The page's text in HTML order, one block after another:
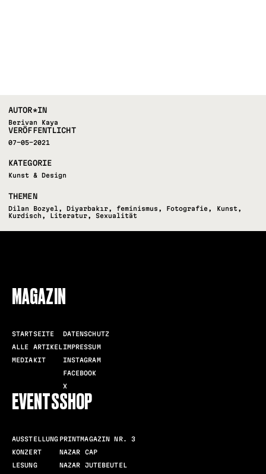
AUTOR*IN
Berivan Kaya
VERÖFFENTLICHT
07-05-2021
KATEGORIE
Kunst & Design
THEMEN
Dilan Bozyel ,Diyarbakır, feminismus , Fotografie , Kunst ,
Kurdisch , Literatur, Sexualität
MAGAZIN
STARTSEITE
ALLE ARTIKEL
MEDIAKIT
DATENSCHUTZ
IMPRESSUM
INSTAGRAM
FACEBOOK
X
EVENTS
AUSSTELLUNG
KONZERT
LESUNG
SHOP
PRINTMAGAZIN NR. 3
NAZAR CAP
NAZAR JUTEBEUTEL